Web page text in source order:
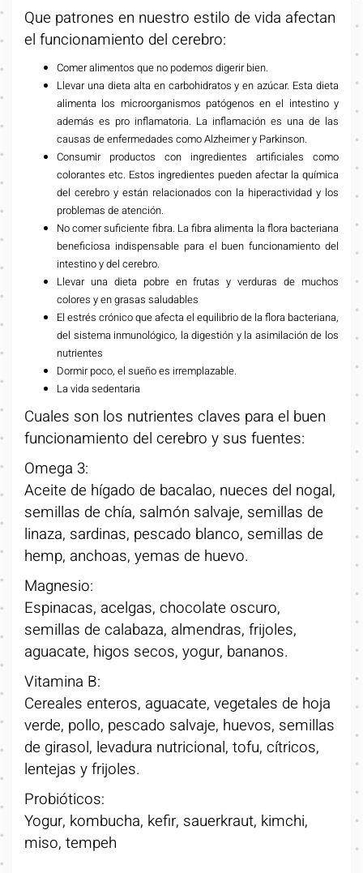
Que patrones en nuestro estilo de vida afectan
el funcionamiento del cerebro:
Comer alimentos que no podemos digerir bien.
Llevar una dieta alta en carbohidratos y en azúcar. Esta dieta
alimenta los microorganismos patógenos en el intestino y
además es pro inflamatoria. La inflamación es una de las
causas de enfermedades como Alzheimer y Parkinson.
Consumir productos con ingredientes artificiales como
colorantes etc. Estos ingredientes pueden afectar la química
del cerebro y están relacionados con la hiperactividad y los
problemas de atención.
No comer suficiente fibra. La fibra alimenta la flora bacteriana
beneficiosa indispensable para el buen funcionamiento del
intestino y del cerebro.
Llevar una dieta pobre en frutas y verduras de muchos
colores y en grasas saludables
El estrés crónico que afecta el equilibrio de la flora bacteriana,
del sistema inmunológico, la digestión y la asimilación de los
nutrientes
Dormir poco, el sueño es irremplazable.
La vida sedentaria
Cuales son los nutrientes claves para el buen
funcionamiento del cerebro y sus fuentes:
Omega 3:
Aceite de hígado de bacalao, nueces del nogal,
semillas de chía, salmón salvaje, semillas de
linaza, sardinas, pescado blanco, semillas de
hemp, anchoas, yemas de huevo.
Magnesio:
Espinacas, acelgas, chocolate oscuro,
semillas de calabaza, almendras, frijoles,
aguacate, higos secos, yogur, bananos.
Vitamina B:
Cereales enteros, aguacate, vegetales de hoja
verde, pollo, pescado salvaje, huevos, semillas
de girasol, levadura nutricional, tofu, cítricos,
lentejas y frijoles.
Probióticos:
Yogur, kombucha, kefir, sauerkraut, kimchi,
miso, tempeh